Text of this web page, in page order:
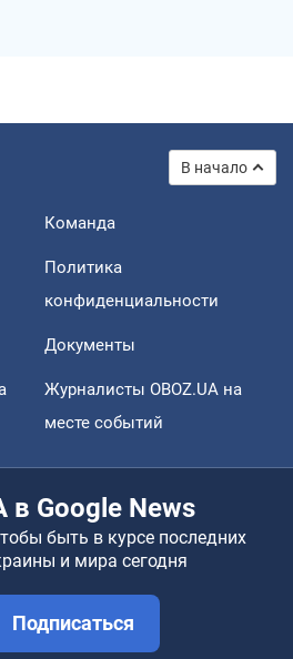
В начало
Команда
Политика
конфиденциальности
Документы
Журналисты OBOZ.UA на
месте событий
в Google News
быть в курсе последних
и мира сегодня
Подписаться